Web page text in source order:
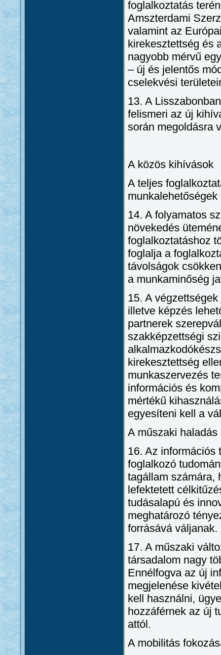
foglalkoztatás
Amszterdami
valamint az
kirekesztettség és
nagyobb mérvű
– új és jelentős
cselekvési
13. A
felismeri az új
során megoldásra
A közös kihívások
A teljes
14. A folyamatos
növekedés
foglalkoztatáshoz
foglalja a
távolságok
a munkaminőség
15. A
illetve képzés
partnerek
szakképzettségi
kirekesztettség
munkaszervezés
információs és
mértékű
egyesíteni kell a
A műszaki haladás
16. Az információs
foglalkozó
tagállam számára,
lefektetett
tudásalapú és
meghatározó
forrásává váljanak.
17. A műszaki
társadalom nagy
Ennélfogva az új
megjelenése
kell használni,
hozzáférnek az új
attól.
A mobilitás